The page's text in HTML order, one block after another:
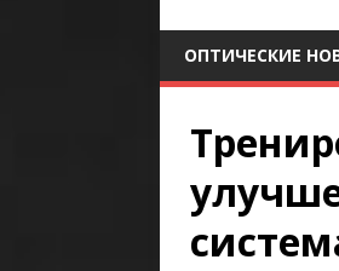
ОПТИЧЕСКИЕ